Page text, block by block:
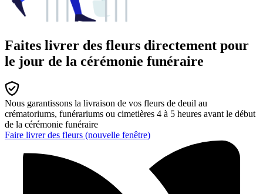
Faites livrer des fleurs directement pour
le jour de la cérémonie funéraire
Nous garantissons la livraison de vos fleurs de deuil au
crématoriums, funérariums ou cimetières 4 à 5 heures avant le début
de la cérémonie funéraire
Faire livrer des fleurs (nouvelle fenêtre)